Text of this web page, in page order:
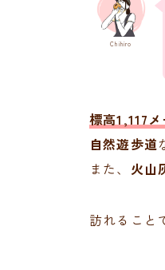
Chihiro
標高1,117
自然遊歩道
また、 火山
訪れること